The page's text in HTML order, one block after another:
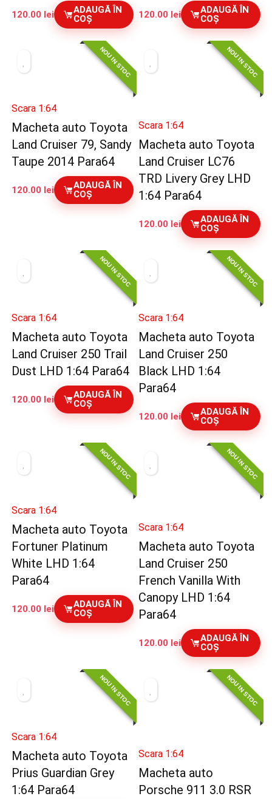
120.00 lei
ADAUGĂ ÎN
COȘ
120.00 lei
ADAUGĂ ÎN
COȘ
NOU IN STOC
Scara 1:64
Macheta auto Toyota
Land Cruiser 79, Sandy
Taupe 2014 Para64
120.00 lei
ADAUGĂ ÎN
COȘ
NOU IN STOC
Scara 1:64
Macheta auto Toyota
Land Cruiser LC76
TRD Livery Grey LHD
1:64 Para64
120.00 lei
ADAUGĂ ÎN
COȘ
NOU IN STOC
Scara 1:64
Macheta auto Toyota
Land Cruiser 250 Trail
Dust LHD 1:64 Para64
120.00 lei
ADAUGĂ ÎN
COȘ
NOU IN STOC
Scara 1:64
Macheta auto Toyota
Land Cruiser 250
Black LHD 1:64
Para64
120.00 lei
ADAUGĂ ÎN
COȘ
NOU IN STOC
Scara 1:64
Macheta auto Toyota
Fortuner Platinum
White LHD 1:64
Para64
120.00 lei
ADAUGĂ ÎN
COȘ
NOU IN STOC
Scara 1:64
Macheta auto Toyota
Land Cruiser 250
French Vanilla With
Canopy LHD 1:64
Para64
120.00 lei
ADAUGĂ ÎN
COȘ
NOU IN STOC
Scara 1:64
Macheta auto Toyota
Prius Guardian Grey
1:64 Para64
NOU IN STOC
Scara 1:64
Macheta auto
Porsche 911 3.0 RSR